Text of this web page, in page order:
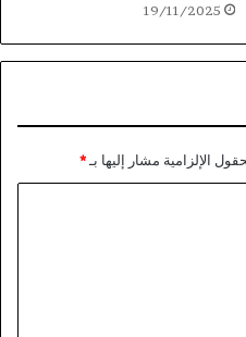
19/11/2025
الإلزامية مشار إليها بـ*